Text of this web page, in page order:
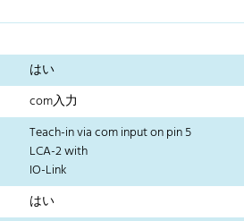
はい
com入力
Teach-in via com input on pin 5
LCA-2 with
IO-Link
はい